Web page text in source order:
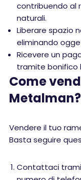
contribuendo al
naturali.
Liberare spazio
eliminando
Ricevere un
tramite bonifico
Come
Metalman?
Vendere il tuo
Basta seguire
Contattaci